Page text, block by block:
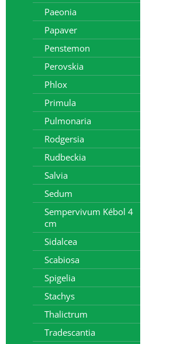
Paeonia
Papaver
Penstemon
Perovskia
Phlox
Primula
Pulmonaria
Rodgersia
Rudbeckia
Salvia
Sedum
Sempervivum Kébol 4
cm
Sidalcea
Scabiosa
Spigelia
Stachys
Thalictrum
Tradescantia